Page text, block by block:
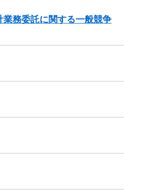
務委託に関する一般競争